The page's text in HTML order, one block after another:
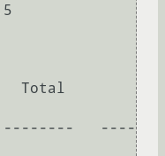
Total
----